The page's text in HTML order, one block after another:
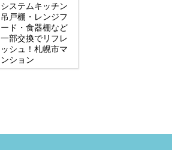
システムキッチン
吊戸棚・レンジフ
ード・食器棚など
一部交換でリフレ
ッシュ！札幌市マ
ンション